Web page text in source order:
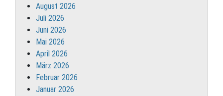
August 2026
Juli 2026
Juni 2026
Mai 2026
April 2026
März 2026
Februar 2026
Januar 2026